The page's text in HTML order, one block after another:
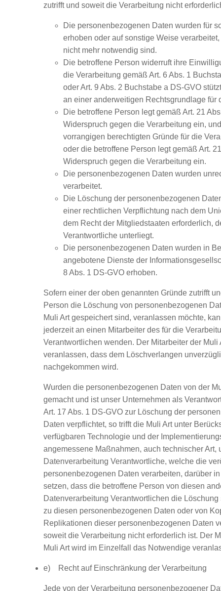
zutrifft und soweit die Verarbeitung nicht
Die personenbezogenen Daten wurden für
erhoben oder auf sonstige Weise
nicht mehr notwendig sind.
Die betroffene Person widerruft ihre
die Verarbeitung gemäß Art. 6 Abs. 1
oder Art. 9 Abs. 2 Buchstabe a DS-GVO
an einer anderweitigen Rechtsgrundlage für
Die betroffene Person legt gemäß Art. 21
Widerspruch gegen die Verarbeitung ein,
vorrangigen berechtigten Gründe für die
oder die betroffene Person legt gemäß Art.
Widerspruch gegen die Verarbeitung ein.
Die personenbezogenen Daten wurden
verarbeitet.
Die Löschung der personenbezogenen
einer rechtlichen Verpflichtung nach dem
dem Recht der Mitgliedstaaten erforderlich,
Verantwortliche unterliegt.
Die personenbezogenen Daten wurden in
angebotene Dienste der
8 Abs. 1 DS-GVO erhoben.
Sofern einer der oben genannten Gründe zutrifft
Person die Löschung von personenbezogenen
Muli Art gespeichert sind, veranlassen möchte,
jederzeit an einen Mitarbeiter des für die
Verantwortlichen wenden. Der Mitarbeiter der Muli
veranlassen, dass dem Löschverlangen
nachgekommen wird.
Wurden die personenbezogenen Daten von der
gemacht und ist unser Unternehmen als
Art. 17 Abs. 1 DS-GVO zur Löschung der
Daten verpflichtet, so trifft die Muli Art unter
verfügbaren Technologie und der
angemessene Maßnahmen, auch technischer Art,
Datenverarbeitung Verantwortliche, welche die
personenbezogenen Daten verarbeiten, darüber
setzen, dass die betroffene Person von diesen
Datenverarbeitung Verantwortlichen die
zu diesen personenbezogenen Daten oder von
Replikationen dieser personenbezogenen Daten
soweit die Verarbeitung nicht erforderlich ist. Der
Muli Art wird im Einzelfall das Notwendige
e) Recht auf Einschränkung der Verarbeitung
Jede von der Verarbeitung personenbezogener